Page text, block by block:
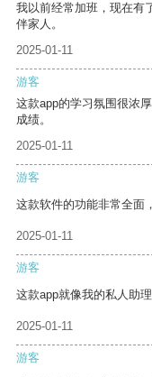
我以前经常加班，现在有
伴家人。
2025-01-11
游客
这款app的学习氛围很浓
成绩。
2025-01-11
游客
这款软件的功能非常全面
2025-01-11
游客
这款app就像我的私人助
2025-01-11
游客